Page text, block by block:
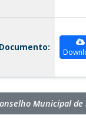
Documento:
Municipal de